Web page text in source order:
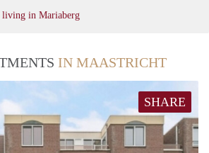
in Mariaberg
IN MAASTRICHT
SHARE